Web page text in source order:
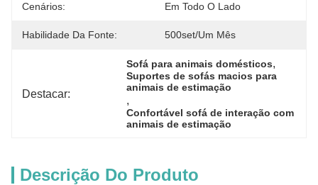
Cenários: Em Todo O Lado
Habilidade Da Fonte: 500set/um Mês
Destacar:
Sofá para animais domésticos,
Suportes de sofás macios para
animais de estimação
,
Confortável sofá de interação com
animais de estimação
Descrição Do Produto